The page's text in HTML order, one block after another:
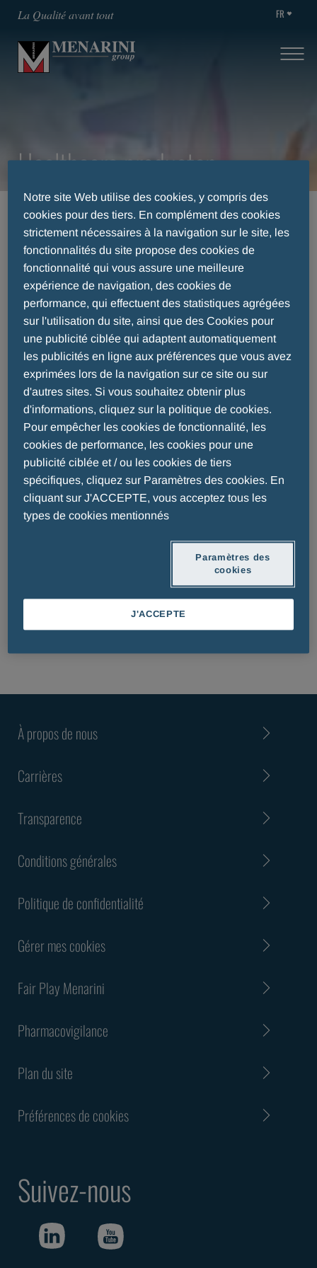
La Qualité avant tout FR
Healthcare producten
ACCUEIL PRODUITS HEALTHCARE
Produits Healthcare
Nutrition infantile
À propos de nous
Carrières
Transparence
Conditions générales
Politique de confidentialité
Gérer mes cookies
Fair Play Menarini
Pharmacovigilance
Plan du site
Préférences de cookies
Suivez-nous
Notre site Web utilise des cookies, y compris des
cookies pour des tiers. En complément des cookies
strictement nécessaires à la navigation sur le site, les
fonctionnalités du site propose des cookies de
fonctionnalité qui vous assure une meilleure
expérience de navigation, des cookies de
performance, qui effectuent des statistiques agrégées
sur l'utilisation du site, ainsi que des Cookies pour
une publicité ciblée qui adaptent automatiquement
les publicités en ligne aux préférences que vous avez
exprimées lors de la navigation sur ce site ou sur
d'autres sites. Si vous souhaitez obtenir plus
d'informations, cliquez sur la politique de cookies.
Pour empêcher les cookies de fonctionnalité, les
cookies de performance, les cookies pour une
publicité ciblée et / ou les cookies de tiers
spécifiques, cliquez sur Paramètres des cookies. En
cliquant sur J'ACCEPTE, vous acceptez tous les
types de cookies mentionnés
Paramètres des
cookies
J'ACCEPTE